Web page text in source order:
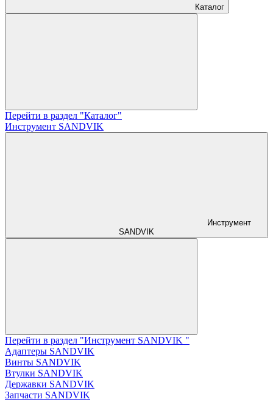
Каталог
Перейти в раздел "Каталог"
Инструмент SANDVIK
Инструмент
SANDVIK
Перейти в раздел "Инструмент SANDVIK "
Адаптеры SANDVIK
Винты SANDVIK
Втулки SANDVIK
Державки SANDVIK
Запчасти SANDVIK